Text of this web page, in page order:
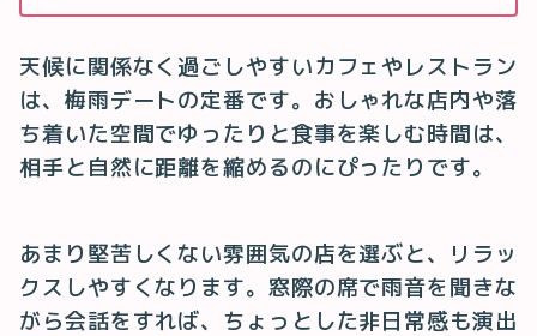
天候に関係なく過ごしやすいカフェやレストラン
は、梅雨デートの定番です。おしゃれな店内や落
ち着いた空間でゆったりと食事を楽しむ時間は、
相手と自然に距離を縮めるのにぴったりです。
あまり堅苦しくない雰囲気の店を選ぶと、リラッ
クスしやすくなります。窓際の席で雨音を聞きな
がら会話をすれば、ちょっとした非日常感も演出